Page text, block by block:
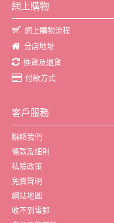
網上購物
網上購物流程
分店地址
換貨及退貨
付款方式
客戶服務
聯絡我們
條款及細則
私隱政策
免責聲明
網站地圖
收不到電郵